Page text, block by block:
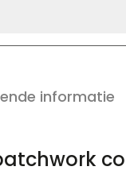
informatie